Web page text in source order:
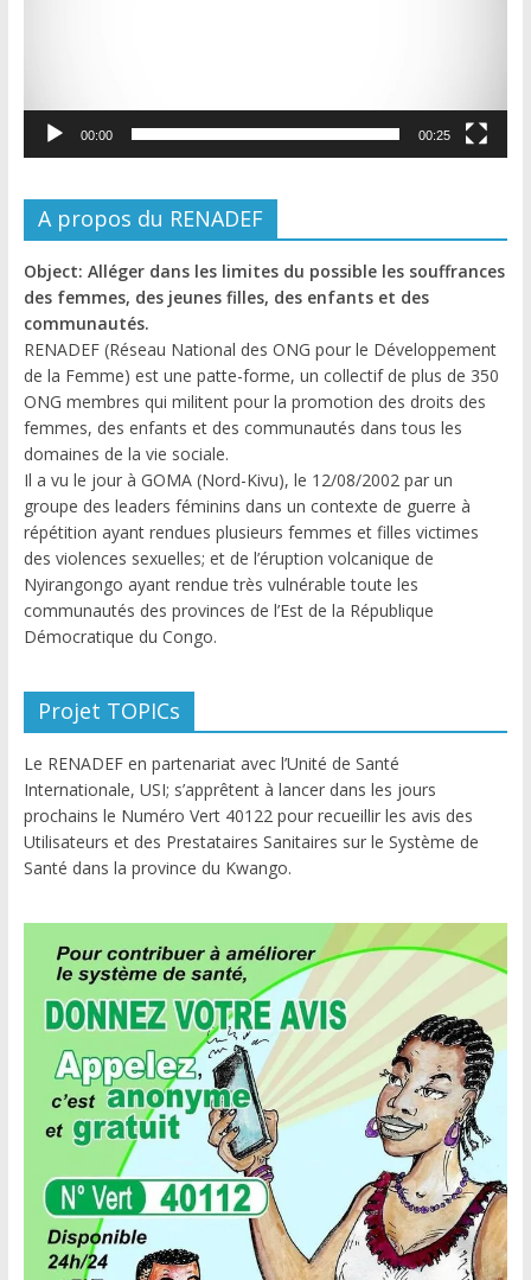
00:00 00:25
A propos du RENADEF
Object: Alléger dans les limites du possible les souffrances
des femmes, des jeunes filles, des enfants et des
communautés.
RENADEF (Réseau National des ONG pour le Développement
de la Femme) est une patte-forme, un collectif de plus de 350
ONG membres qui militent pour la promotion des droits des
femmes, des enfants et des communautés dans tous les
domaines de la vie sociale.
Il a vu le jour à GOMA (Nord-Kivu), le 12/08/2002 par un
groupe des leaders féminins dans un contexte de guerre à
répétition ayant rendues plusieurs femmes et filles victimes
des violences sexuelles; et de l’éruption volcanique de
Nyirangongo ayant rendue très vulnérable toute les
communautés des provinces de l’Est de la République
Démocratique du Congo.
Projet TOPICs
Le RENADEF en partenariat avec l’Unité de Santé
Internationale, USI; s’apprêtent à lancer dans les jours
prochains le Numéro Vert 40122 pour recueillir les avis des
Utilisateurs et des Prestataires Sanitaires sur le Système de
Santé dans la province du Kwango.